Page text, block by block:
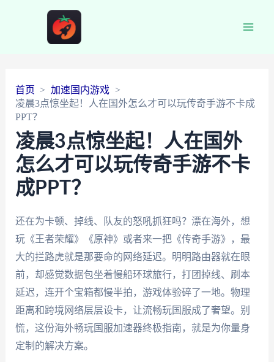
首页
加速国内游戏
凌晨3点惊坐起！人在国外怎么才可以玩传奇手游不卡成
PPT？
凌晨3点惊坐起！人在国外
怎么才可以玩传奇手游不卡
成PPT？
还在为卡顿、掉线、队友的怒吼抓狂吗？漂在海外，想
玩《王者荣耀》《原神》或者来一把《传奇手游》，最
大的拦路虎就是那要命的网络延迟。明明路由器就在眼
前，却感觉数据包坐着慢船环球旅行，打团掉线、刷本
延迟，连开个宝箱都慢半拍，游戏体验碎了一地。物理
距离和跨境网络层层设卡，让流畅玩国服成了奢望。别
慌，这份海外畅玩国服加速器终极指南，就是为你量身
定制的解决方案。